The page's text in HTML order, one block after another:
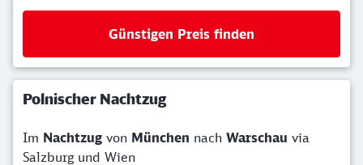
Günstigen Preis finden
Polnischer Nachtzug
Im Nachtzug von München nach Warschau via
Salzburg und Wien